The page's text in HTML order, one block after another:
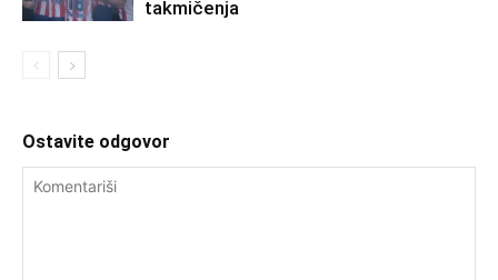
takmičenja
Ostavite odgovor